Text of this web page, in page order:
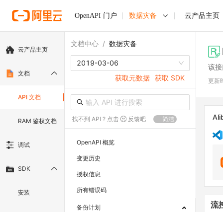
OpenAPI 门户 数据灾备 云产品主页
云产品主页
文档
API 文档
RAM 鉴权文档
调试
SDK
安装
文档中心 / 数据灾备
2019-03-06
获取元数据 获取 SDK
找不到 API ? 点击 反馈吧 简洁
OpenAPI 概览
变更历史
授权信息
所有错误码
备份计划
该
更新
流